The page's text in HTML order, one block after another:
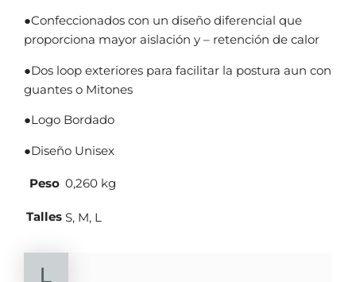
●Confeccionados con un diseño diferencial que
proporciona mayor aislación y – retención de calor
●Dos loop exteriores para facilitar la postura aun con
guantes o Mitones
●Logo Bordado
●Diseño Unisex
Peso 0,260 kg
Talles S, M, L